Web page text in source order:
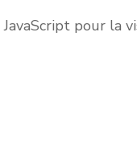
pour la